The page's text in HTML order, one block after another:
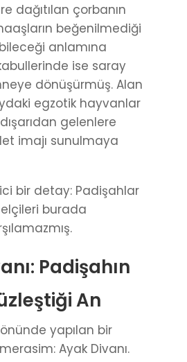
dağıtılan çorbanın
beğenilmediği
anlamına
ise saray
dönüşürmüş. Alan
egzotik hayvanlar
dışarıdan gelenlere
imajı sunulmaya
bir detay: Padişahlar
burada
Padişahın
An
yapılan bir
Ayak Divanı.